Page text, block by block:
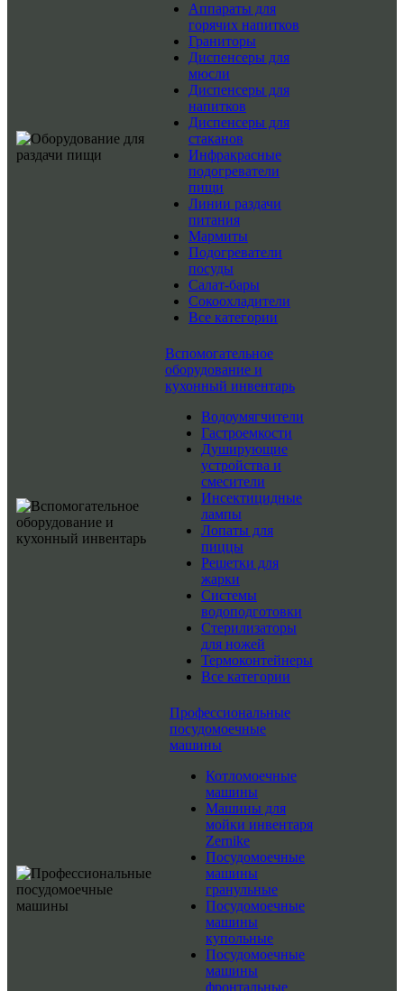
Аппараты для
горячих напитков
Граниторы
Диспенсеры для
мюсли
Диспенсеры для
напитков
Диспенсеры для
стаканов
Инфракрасные
подогреватели
пищи
Линии раздачи
питания
Мармиты
Подогреватели
посуды
Салат-бары
Сокоохладители
Все категории
Вспомогательное
оборудование и
кухонный инвентарь
Водоумягчители
Гастроемкости
Душирующие
устройства и
смесители
Инсектицидные
лампы
Лопаты для
пиццы
Решетки для
жарки
Системы
водоподготовки
Стерилизаторы
для ножей
Термоконтейнеры
Все категории
Профессиональные
посудомоечные
машины
Котломоечные
машины
Машины для
мойки инвентаря
Zernike
Посудомоечные
машины
гранульные
Посудомоечные
машины
купольные
Посудомоечные
машины
фронтальные